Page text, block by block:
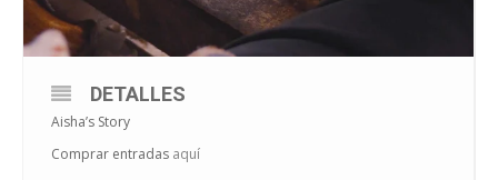
DETALLES
Aisha’s Story
Comprar entradas aquí